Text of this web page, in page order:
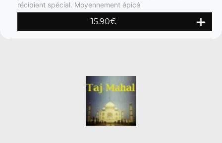
récipient spécial. Moyennement épicé
15.90€